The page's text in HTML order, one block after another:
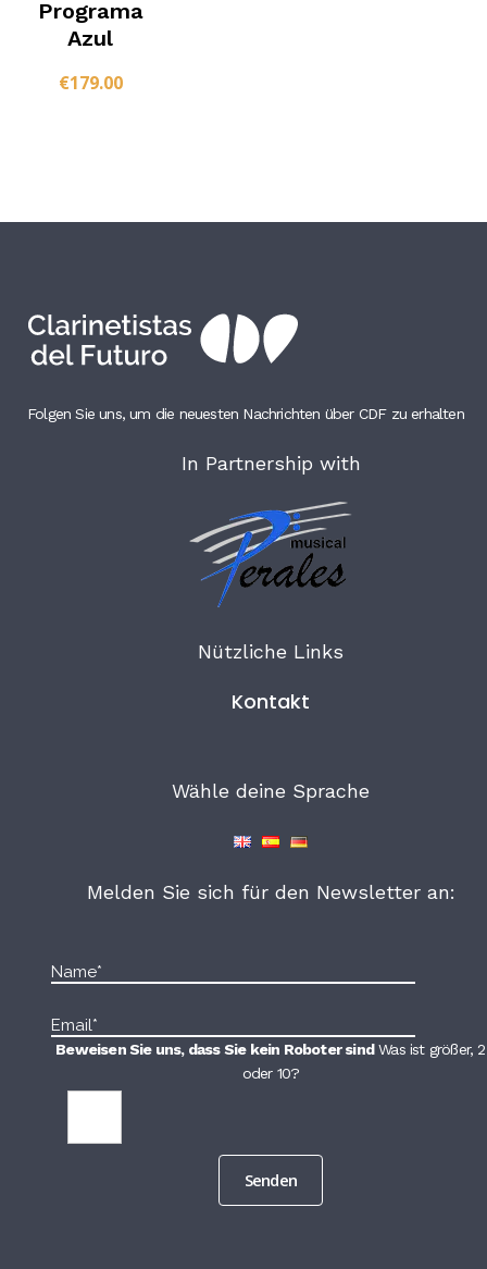
Programa
Azul
€179.00
Folgen Sie uns, um die neuesten Nachrichten über CDF zu erhalten
In Partnership with
Nützliche Links
Kontakt
Wähle deine Sprache
Melden Sie sich für den Newsletter an:
Beweisen Sie uns, dass Sie kein Roboter sind Was ist größer, 2
oder 10?